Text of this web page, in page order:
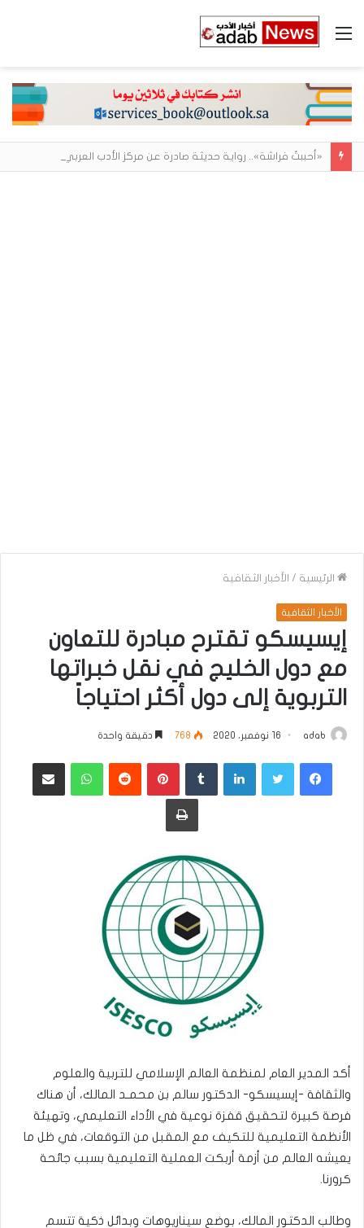
القائمة
الرئيسية / الأخبار الثقافية
الأخبار الثقافية
إيسيسكو تقترح مبادرة للتعاون
مع دول الخليج في نقل خبراتها
التربوية إلى دول أكثر احتياجاً
adab 16 نوفمبر، 2020 768 دقيقة واحدة
فيسبوكتويتر لينكدإن ‏Tumblr بينتيريست
‏Reddit واتساب مشاركة عبر البريد
طباعة
أكد المدير العام لمنظمة العالم الإسلامي للتربية والعلوم
والثقافة -إيسيسكو- الدكتور سالم بن محمـد المالك، أن هناك
فرصة كبيرة لتحقيق قفزة نوعية في الأداء التعليمي، وتهيئة
الأنظمة التعليمية للتكيف مع المقبل من التوقعات، في ظل ما
يعيشه العالم من أزمة أربكت العملية التعليمية بسبب جائحة
كرورنا.
وطالب الدكتور المالك، بوضع سيناريوهات وبدائل ذكية تتسم